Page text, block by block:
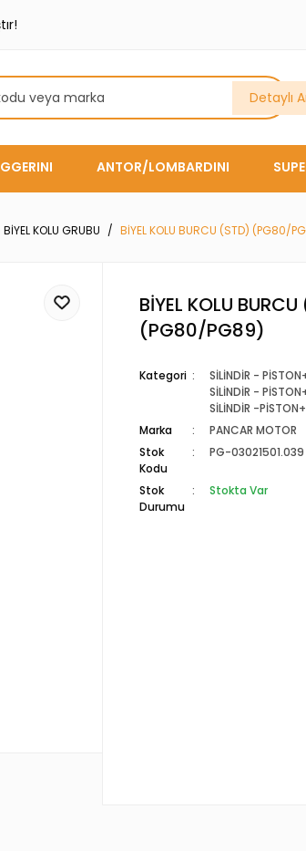
Detaylı
ANTOR/LOMBARDINI
KOLU GRUBU BİYEL KOLU BURCU (STD) (PG80/
BİYEL KOLU
(PG80/PG89)
Kategori SİLİNDİR -
SİLİNDİR -
SİLİNDİR -
Marka
PANCAR MOTOR
Stok
Kodu
PG-03021501.039
Stok
Durumu
Stokta Var